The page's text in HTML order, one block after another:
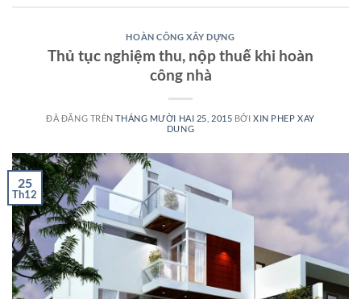
HOÀN CÔNG XÂY DỰNG
Thủ tục nghiệm thu, nộp thuế khi hoàn
công nhà
ĐÃ ĐĂNG TRÊNTHÁNG MƯỜI HAI 25, 2015 BỞIXIN PHEP XAY
DUNG
25
Th12